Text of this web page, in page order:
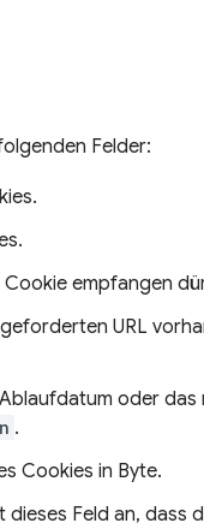
Felder:
Cookie empfangen
URL
oder das
.
Cookies in Byte.
dieses Feld an,